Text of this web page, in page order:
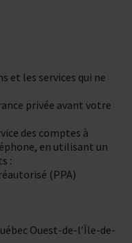
et les services qui ne
privée avant votre
des comptes à
en utilisant un
:
(PPA)
Ouest-de-l’Île-de-